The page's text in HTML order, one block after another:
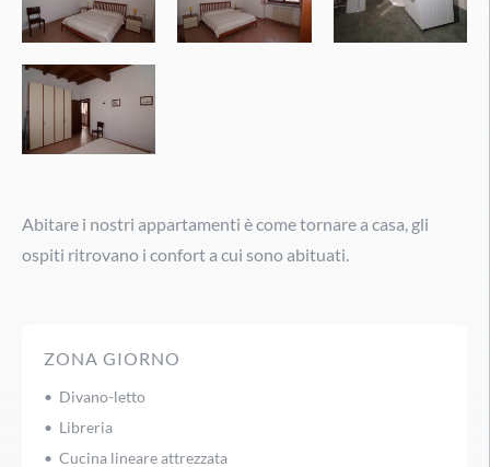
Abitare i nostri appartamenti è come tornare a casa, gli
ospiti ritrovano i confort a cui sono abituati.
ZONA GIORNO
• Divano-letto
• Libreria
• Cucina lineare attrezzata